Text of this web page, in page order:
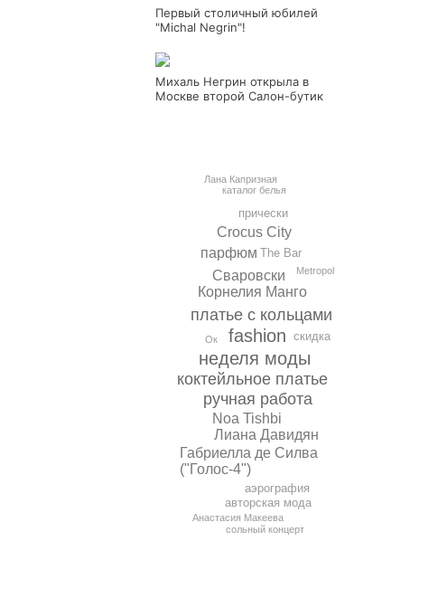
Первый столичный юбилей
"Michal Negrin"!
Михаль Негрин открыла в
Москве второй Салон-бутик
неделя моды
fashion
коктейльное платье
ручная работа
платье с кольцами
Корнелия Манго
Noa Tishbi
Лиана Давидян
Сваровски
Габриелла де Силва
("Голос-4")
парфюм
Crocus City
аэрография
авторская мода
The Bar
скидка
прически
Анастасия Макеева
сольный концерт
Ок
каталог белья
Metropol
Лана Капризная